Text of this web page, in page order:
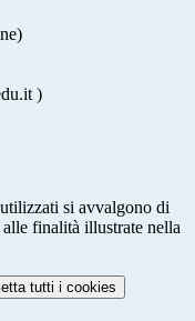
)
si avvalgono di
finalità illustrate nella
tutti i cookies